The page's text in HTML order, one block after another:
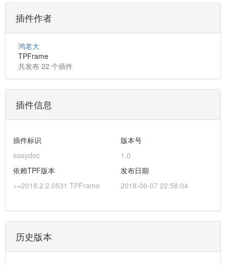
插件作者
鸿老大
TPFrame
共发布 22 个插件
插件信息
插件标识
easydoc
版本号
1.0
依赖TPF版本
>=2018.2.2.0531 TPFrame
发布日期
2018-06-07 22:58:04
历史版本